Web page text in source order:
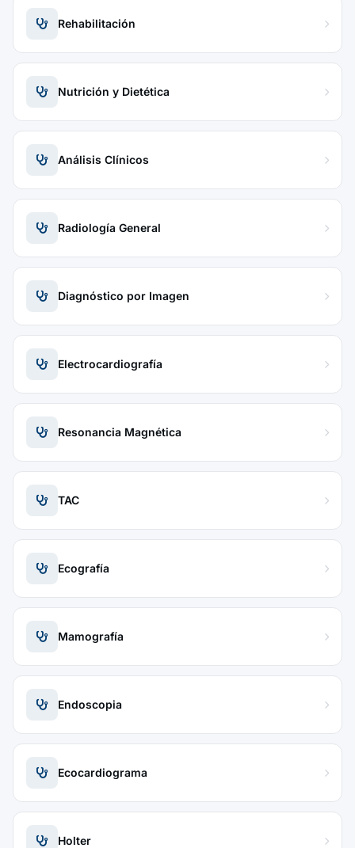
Rehabilitación
Nutrición y Dietética
Análisis Clínicos
Radiología General
Diagnóstico por Imagen
Electrocardiografía
Resonancia Magnética
TAC
Ecografía
Mamografía
Endoscopia
Ecocardiograma
Holter